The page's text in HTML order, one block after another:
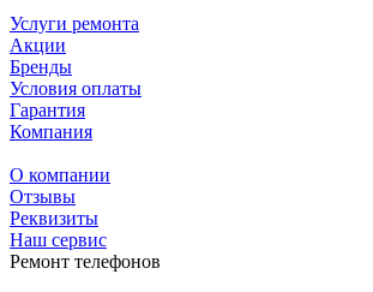
Услуги ремонта
Акции
Бренды
Условия оплаты
Гарантия
Компания
О компании
Отзывы
Реквизиты
Наш сервис
Ремонт телефонов